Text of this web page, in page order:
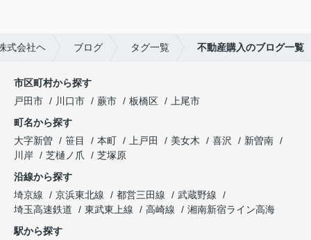
式会社ヘ ブログ タグ一覧 不動産購入のブログ一覧
市区町村から探す
戸田市
川口市 蕨市 板橋区
上尾市
町名から探す
大字新曽
笹目 本町 上戸田 美女木 喜沢
新曽南
川岸
芝樋ノ爪
芝塚原
沿線から探す
埼京線
京浜東北線 都営三田線
武蔵野線
埼玉高速鉄道
東武東上線 高崎線
湘南新宿ライン高海
駅から探す